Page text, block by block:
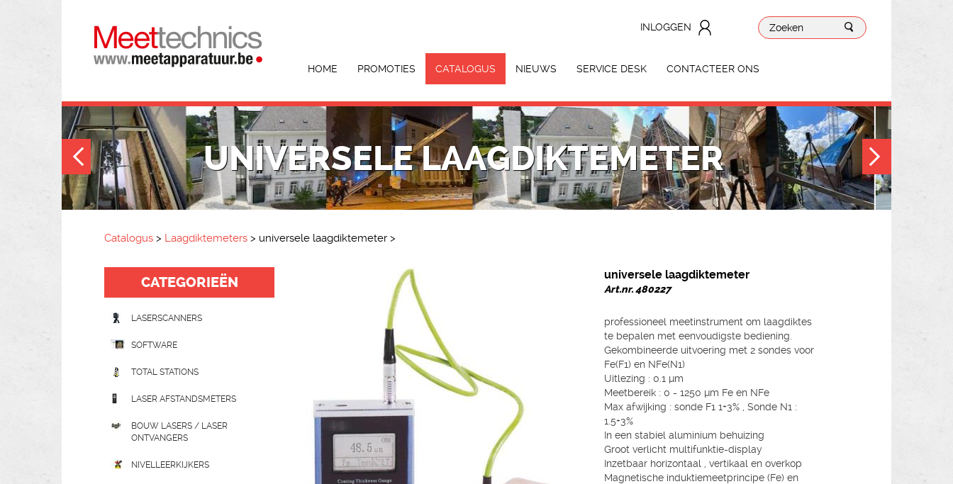
INLOGGEN
HOME PROMOTIES CATALOGUS NIEUWS SERVICE DESK CONTACTEER ONS
UNIVERSELE LAAGDIKTEMETER
Catalogus > Laagdiktemeters > universele laagdiktemeter >
CATEGORIEËN
LASERSCANNERS
SOFTWARE
TOTAL STATIONS
LASER AFSTANDSMETERS
BOUW LASERS / LASER
ONTVANGERS
NIVELLEERKIJKERS
universele laagdiktemeter
Art.nr. 480227
professioneel meetinstrument om laagdiktes
te bepalen met eenvoudigste bediening.
Gekombineerde uitvoering met 2 sondes voor
Fe(F1) en NFe(N1)
Uitlezing : 0.1 µm
Meetbereik : 0 - 1250 µm Fe en NFe
Max afwijking : sonde F1 1+3% , Sonde N1 :
1.5+3%
In een stabiel aluminium behuizing
Groot verlicht multifunktie-display
Inzetbaar horizontaal , vertikaal en overkop
Magnetische induktiemeetprincipe (Fe) en